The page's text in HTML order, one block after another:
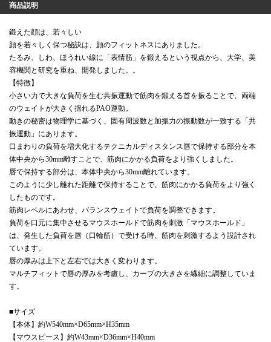
商品説明
鍛えた顔は、若々しい
顔を若々しく保つ秘訣は、顔のフィットネスにありました。
たるみ、しわ、ほうれい線に「表情筋」を鍛えるという視点から、大学、美
容機関と研究を重ね、開発しました。。
【特徴】
小さい力で大きな負荷を生む共振運動で筋肉を鍛える首を振ることで、両端
のウェイトが大きく揺れるPAO運動。
動きの秘密は物理学に基づく、固有周波数と加振力の振動数が一致する「共
振運動」にあります。
口まわりの負荷を増大化するテクニカルディスタンス唇で保持する部分を本
体中央から30mm離すことで、筋肉にかかる負荷をより強くしました。
唇で保持する部分は、本体中央から30mm離れています。
このように少し離れた距離で保持することで、筋肉にかかる負荷をより強く
したものです。
筋肉レベルにあわせ、バランスウェイトで負荷を調整できます。
負荷を口元に集中させるマウスホールドで筋肉を刺激「マウスホールド」
は、発生した負荷を唇（口輪筋）で受ける時、筋肉を刺激するよう設計され
ています。
唇の厚みは上下と左右では大きく変わります。
マルチフィットで唇の厚みを考慮し、カーブの大きさを繊細に調整していま
す。
■サイズ
【本体】約W540mm×D65mm×H35mm
【マウスピース】約W43mm×D36mm×H40mm